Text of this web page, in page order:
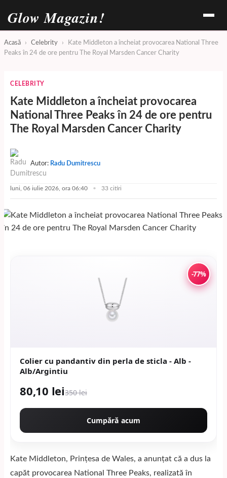
Glow Magazin!
Acasă › Celebrity ›
Kate Middleton a încheiat provocarea National Three
Peaks în 24 de ore pentru The Royal Marsden Cancer Charity
CELEBRITY
Kate Middleton a încheiat provocarea
National Three Peaks în 24 de ore pentru
The Royal Marsden Cancer Charity
Autor: Radu Dumitrescu
luni, 06 iulie 2026, ora 06:40 33 citiri
-77%
Colier cu pandantiv din perla de sticla - Alb -
Alb/Argintiu
80,10 lei350 lei
Cumpără acum
Kate Middleton, Prințesa de Wales, a anunțat că a dus la
capăt provocarea National Three Peaks, realizată în